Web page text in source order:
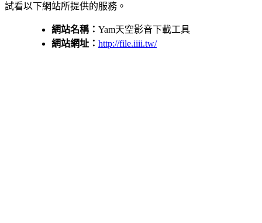
試看以下網站所提供的服務。
網站名稱： Yam天空影音下載工具
網站網址： http://file.iiii.tw/